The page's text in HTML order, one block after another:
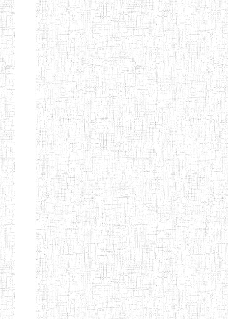
MOMO
ENIEG PRIVEE
TCHEB'S
10/07/2008 ENIEG Privé
ENIEG PRIVEE
BILINGUE
INCLUSIVE
LOUIS
BRAILLE DU
CJARC
12/07/2019 ENIEG Privé
ENIEG LA
PENSEE
28/12/2007 ENIEG Privé
ENIEG PRIVEE
AIME-CESAIRE
28/08/2009 ENIEG Privé
ENIEG
SIANTOU
03/06/2014 ENIEG Privé
ENIEG LA
26/05/2014 ENIEG Privé